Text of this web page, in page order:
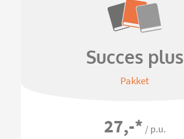
Succes plus
Pakket
27,-* / p.u.